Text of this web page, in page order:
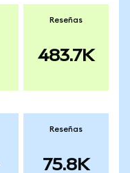
Reseñas
483.7K
Reseñas
75.8K